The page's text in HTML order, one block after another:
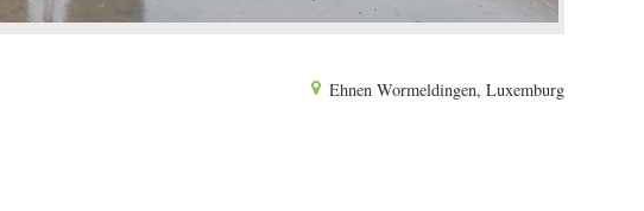
Ehnen Wormeldingen, Luxemburg